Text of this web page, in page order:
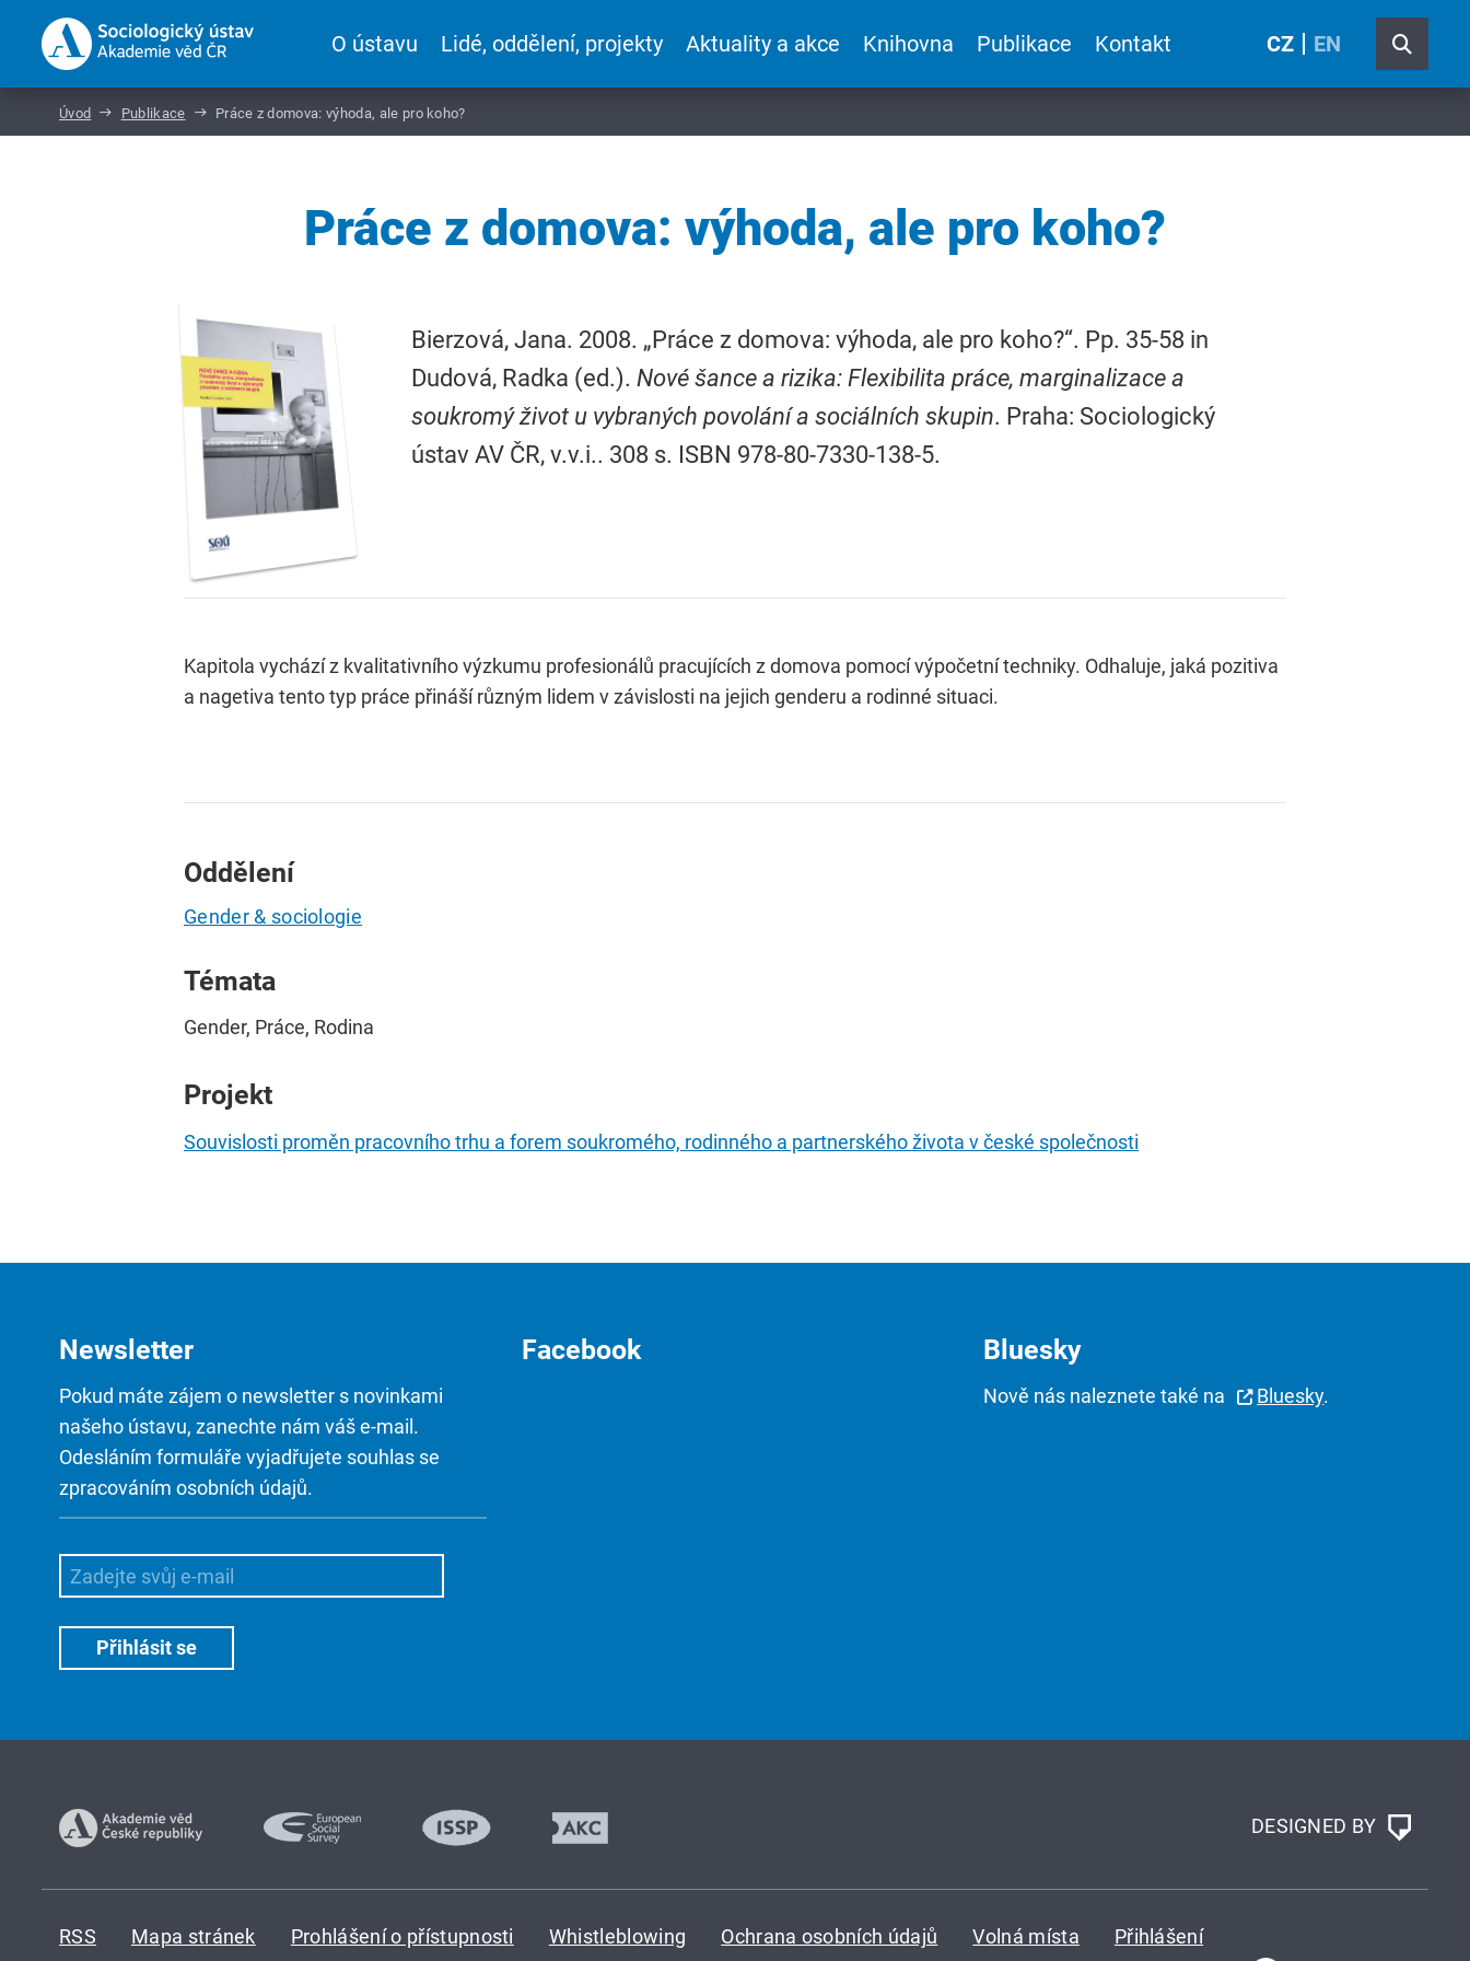
O ústavu Lidé, oddělení, projekty Aktuality a akce Knihovna Publikace Kontakt CZ EN
Úvod Publikace Práce z domova: výhoda, ale pro koho?
Práce z domova: výhoda, ale pro koho?
Bierzová, Jana. 2008. „Práce z domova: výhoda, ale pro koho?“. Pp. 35-58 in
Dudová, Radka (ed.). Nové šance a rizika: Flexibilita práce, marginalizace a
soukromý život u vybraných povolání a sociálních skupin. Praha: Sociologický
ústav AV ČR, v.v.i.. 308 s. ISBN 978-80-7330-138-5.
Kapitola vychází z kvalitativního výzkumu profesionálů pracujících z domova pomocí výpočetní techniky. Odhaluje, jaká pozitiva
a nagetiva tento typ práce přináší různým lidem v závislosti na jejich genderu a rodinné situaci.
Oddělení
Gender & sociologie
Témata
Gender, Práce, Rodina
Projekt
Souvislosti proměn pracovního trhu a forem soukromého, rodinného a partnerského života v české společnosti
Newsletter
Pokud máte zájem o newsletter s novinkami
našeho ústavu, zanechte nám váš e-mail.
Odesláním formuláře vyjadřujete souhlas se
zpracováním osobních údajů.
Facebook Bluesky
Nově nás naleznete také na Bluesky.
DESIGNED BY
RSS Mapa stránek Prohlášení o přístupnosti Whistleblowing Ochrana osobních údajů Volná místa Přihlášení